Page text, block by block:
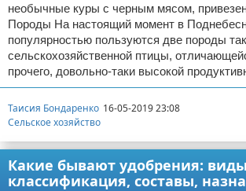
необычные куры с черным мясом,
Породы На настоящий момент в
популярностью пользуются две породы
сельскохозяйственной птицы,
прочего, довольно-таки высокой
Таисия Бондаренко 16-05-2019 23:08
Сельское хозяйство
Какие бывают удобрения:
классификация, составы,